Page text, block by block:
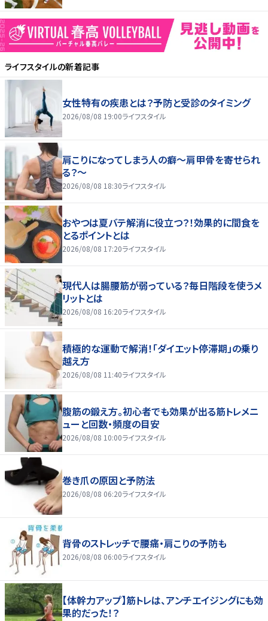
ライフスタイルの新着記事
女性特有の疾患とは？予防と受診のタイミング
2026/08/08 19:00ライフスタイル
肩こりになってしまう人の癖～肩甲骨を寄せられ
る？～
2026/08/08 18:30ライフスタイル
おやつは夏バテ解消に役立つ？！効果的に間食を
とるポイントとは
2026/08/08 17:20ライフスタイル
現代人は腸腰筋が弱っている？毎日階段を使うメ
リットとは
2026/08/08 16:20ライフスタイル
積極的な運動で解消！「ダイエット停滞期」の乗り
越え方
2026/08/08 11:40ライフスタイル
腹筋の鍛え方。初心者でも効果が出る筋トレメニ
ューと回数・頻度の目安
2026/08/08 10:00ライフスタイル
巻き爪の原因と予防法
2026/08/08 06:20ライフスタイル
背骨のストレッチで腰痛・肩こりの予防も
2026/08/08 06:00ライフスタイル
【体幹力アップ】筋トレは、アンチエイジングにも効
果的だった！？